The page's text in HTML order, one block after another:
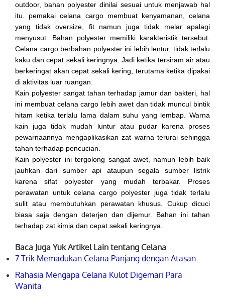
outdoor, bahan polyester dinilai sesuai untuk menjawab hal
itu. pemakai celana cargo membuat kenyamanan, celana
yang tidak oversize, fit namun juga tidak melar apalagi
menyusut. Bahan polyester memiliki karakteristik tersebut.
Celana cargo berbahan polyester ini lebih lentur, tidak terlalu
kaku dan cepat sekali keringnya. Jadi ketika tersiram air atau
berkeringat akan cepat sekali kering, terutama ketika dipakai
di aktivitas luar ruangan.
Kain polyester sangat tahan terhadap jamur dan bakteri, hal
ini membuat celana cargo lebih awet dan tidak muncul bintik
hitam ketika terlalu lama dalam suhu yang lembap. Warna
kain juga tidak mudah luntur atau pudar karena proses
pewarnaannya mengaplikasikan zat warna terurai sehingga
tahan terhadap pencucian.
Kain polyester ini tergolong sangat awet, namun lebih baik
jauhkan dari sumber api ataupun segala sumber listrik
karena sifat polyester yang mudah terbakar. Proses
perawatan untuk celana cargo polyester juga tidak terlalu
sulit atau membutuhkan perawatan khusus. Cukup dicuci
biasa saja dengan deterjen dan dijemur. Bahan ini tahan
terhadap zat kimia dan cepat sekali keringnya.
Baca Juga Yuk Artikel Lain tentang Celana
7 Trik Memadukan Celana Panjang dengan Atasan
Rahasia Mengapa Celana Kulot Digemari Para
Wanita